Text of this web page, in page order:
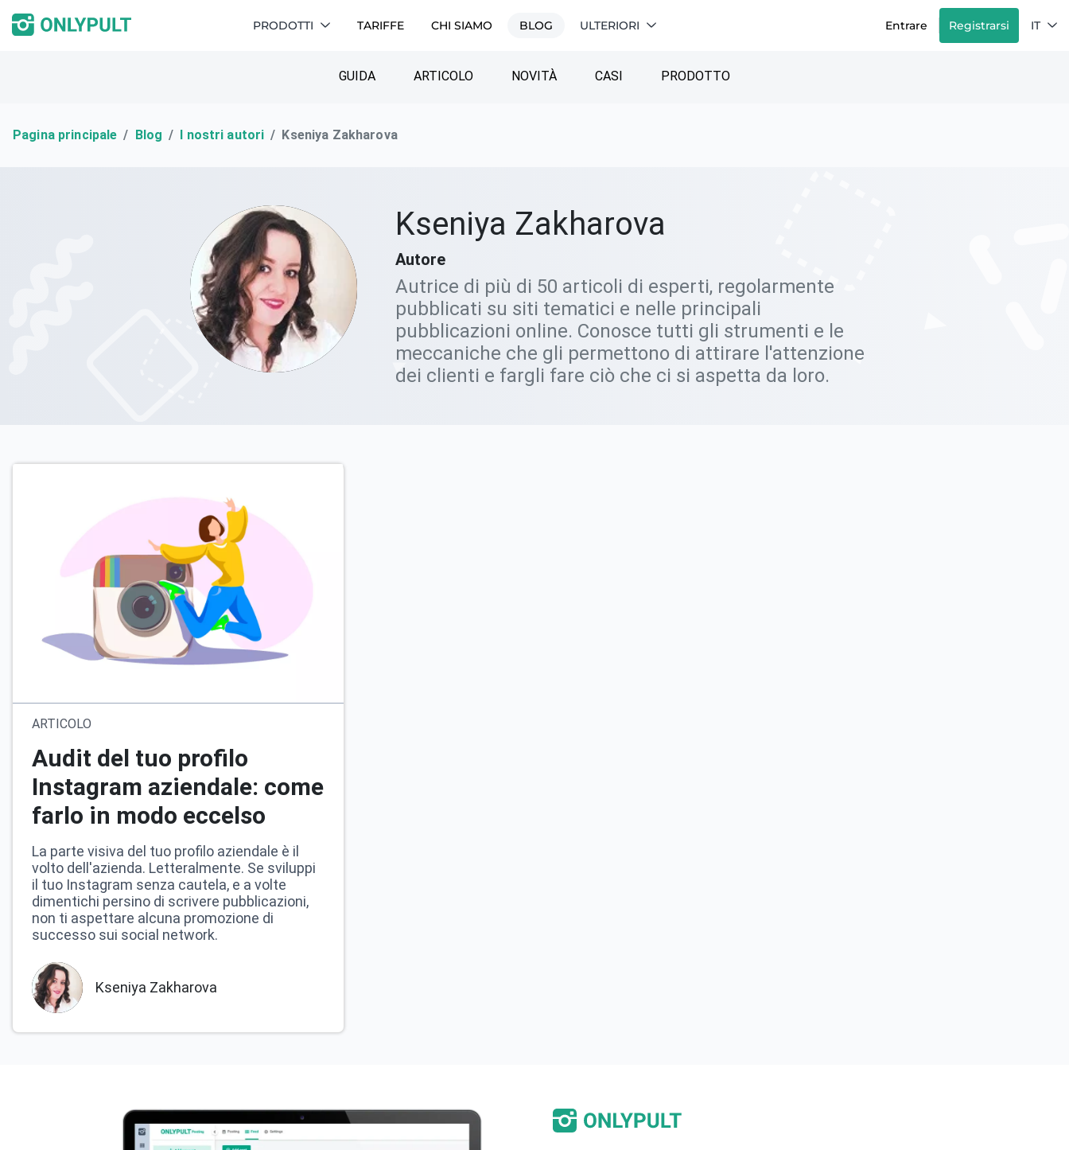
PRODOTTI TARIFFE CHI SIAMO BLOG ULTERIORI Entrare Registrarsi IT
GUIDA ARTICOLO NOVITÀ СASI PRODOTTO
Pagina principale Blog I nostri autori Kseniya Zakharova
Kseniya Zakharova
Autore
Autrice di più di 50 articoli di esperti, regolarmente
pubblicati su siti tematici e nelle principali
pubblicazioni online. Conosce tutti gli strumenti e le
meccaniche che gli permettono di attirare l'attenzione
dei clienti e fargli fare ciò che ci si aspetta da loro.
ARTICOLO
Audit del tuo profilo
Instagram aziendale: come
farlo in modo eccelso
La parte visiva del tuo profilo aziendale è il
volto dell'azienda. Letteralmente. Se sviluppi
il tuo Instagram senza cautela, e a volte
dimentichi persino di scrivere pubblicazioni,
non ti aspettare alcuna promozione di
successo sui social network.
Kseniya Zakharova